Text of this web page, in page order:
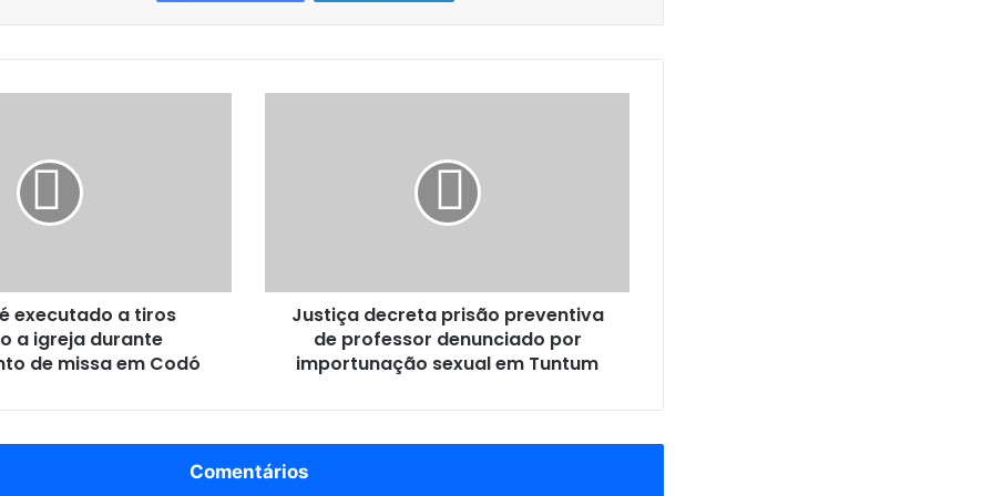
executado a tiros
a igreja durante
de missa em Codó
e
a
i
Justiça decreta prisão preventiva
de professor denunciado por
importunação sexual em Tuntum
Comentários